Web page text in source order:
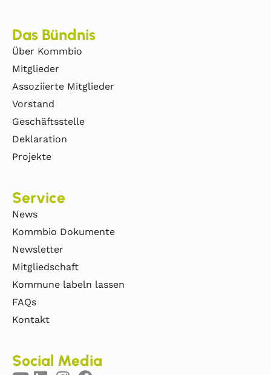
Das Bündnis
Über Kommbio
Mitglieder
Assoziierte Mitglieder
Vorstand
Geschäftsstelle
Deklaration
Projekte
Service
News
Kommbio Dokumente
Newsletter
Mitgliedschaft
Kommune labeln lassen
FAQs
Kontakt
Social Media